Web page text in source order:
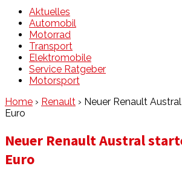
Aktuelles
Automobil
Motorrad
Transport
Elektromobile
Service Ratgeber
Motorsport
Home › Renault › Neuer Renault
Euro
Neuer Renault Austral
Euro